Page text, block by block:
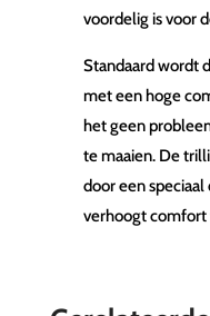
voordelig is voor
Standaard wordt
met een hoge
het geen
te maaien. De
door een
verhoogt comfort